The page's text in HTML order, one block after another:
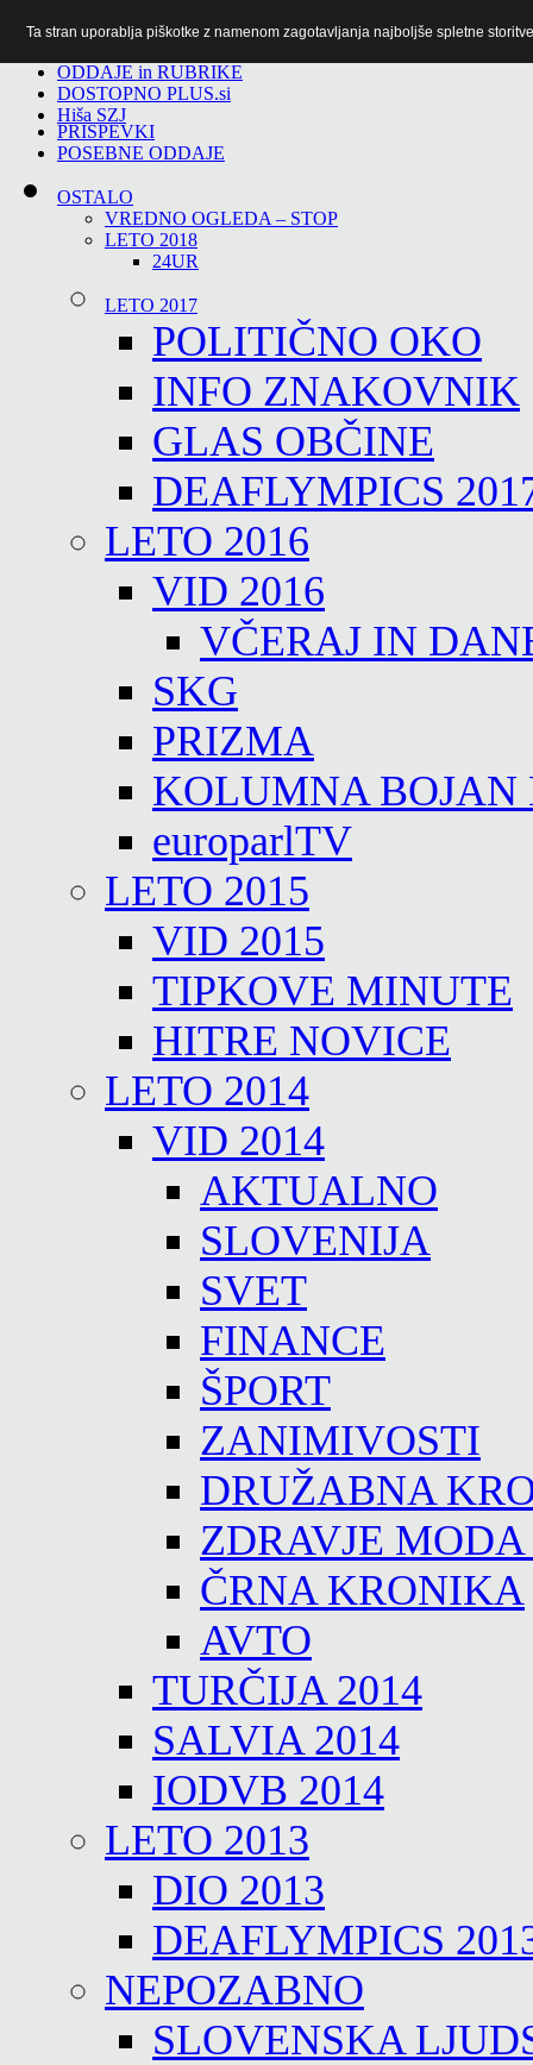
ODDAJE in RUBRIKE
DOSTOPNO PLUS.si
Hiša SZJ
PRISPEVKI
POSEBNE ODDAJE
OSTALO
VREDNO OGLEDA – STOP
LETO 2018
24UR
LETO 2017
POLITIČNO OKO
INFO ZNAKOVNIK
GLAS OBČINE
DEAFLYMPICS
LETO 2016
VID 2016
VČERAJ IN
SKG
PRIZMA
KOLUMNA BOJAN
europarlTV
LETO 2015
VID 2015
TIPKOVE MINUTE
HITRE NOVICE
LETO 2014
VID 2014
AKTUALNO
SLOVENIJA
SVET
FINANCE
ŠPORT
ZANIMIVOSTI
DRUŽABNA
ZDRAVJE
ČRNA KRONIKA
AVTO
TURČIJA 2014
SALVIA 2014
IODVB 2014
LETO 2013
DIO 2013
DEAFLYMPICS
NEPOZABNO
SLOVENSKA
Ta stran uporablja piškotke z namenom zagotavljanja najboljše spletne